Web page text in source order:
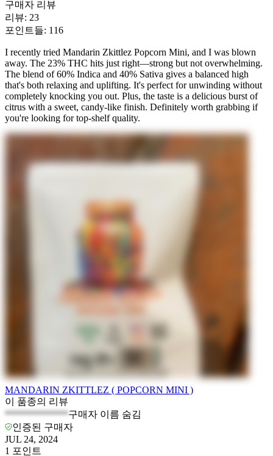
구매자 리뷰
리뷰: 23
포인트들: 116
I recently tried Mandarin Zkittlez Popcorn Mini, and I was blown
away. The 23% THC hits just right—strong but not overwhelming.
The blend of 60% Indica and 40% Sativa gives a balanced high
that's both relaxing and uplifting. It's perfect for unwinding without
completely knocking you out. Plus, the taste is a delicious burst of
citrus with a sweet, candy-like finish. Definitely worth grabbing if
you're looking for top-shelf quality.
MANDARIN ZKITTLEZ ( POPCORN MINI )
이 품종의 리뷰
*************구매자 이름 숨김
인증된 구매자
JUL 24, 2024
1 포인트